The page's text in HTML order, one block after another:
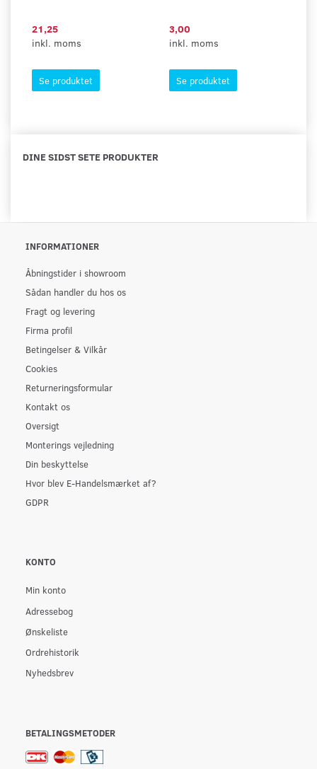
21,25
inkl. moms
Se produktet
3,00
inkl. moms
Se produktet
DINE SIDST SETE PRODUKTER
INFORMATIONER
Åbningstider i showroom
Sådan handler du hos os
Fragt og levering
Firma profil
Betingelser & Vilkår
Cookies
Returneringsformular
Kontakt os
Oversigt
Monterings vejledning
Din beskyttelse
Hvor blev E-Handelsmærket af?
GDPR
KONTO
Min konto
Adressebog
Ønskeliste
Ordrehistorik
Nyhedsbrev
BETALINGSMETODER